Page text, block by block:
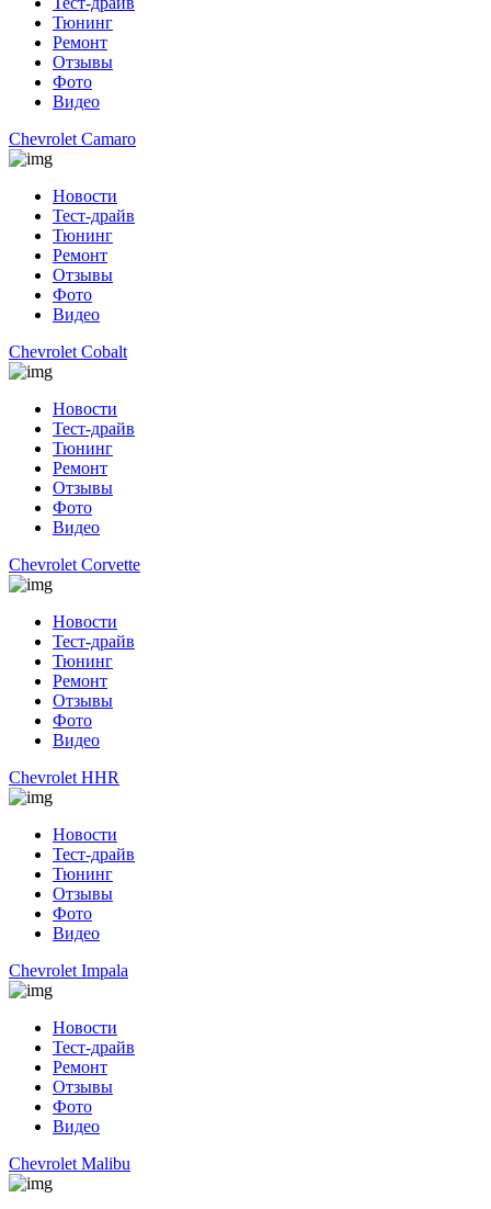
Тюнинг
Ремонт
Отзывы
Фото
Видео
Chevrolet Camaro
Новости
Тест-драйв
Тюнинг
Ремонт
Отзывы
Фото
Видео
Chevrolet Cobalt
Новости
Тест-драйв
Тюнинг
Ремонт
Отзывы
Фото
Видео
Chevrolet Corvette
Новости
Тест-драйв
Тюнинг
Ремонт
Отзывы
Фото
Видео
Chevrolet HHR
Новости
Тест-драйв
Тюнинг
Отзывы
Фото
Видео
Chevrolet Impala
Новости
Тест-драйв
Ремонт
Отзывы
Фото
Видео
Chevrolet Malibu